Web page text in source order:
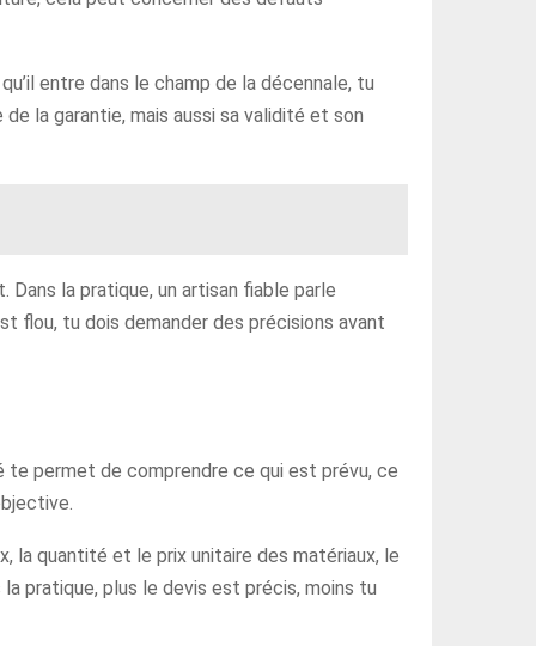
entre dans le champ de la décennale, tu
la garantie, mais aussi sa validité et son
la pratique, un artisan fiable parle
flou, tu dois demander des précisions avant
te permet de comprendre ce qui est prévu, ce
la quantité et le prix unitaire des matériaux, le
pratique, plus le devis est précis, moins tu